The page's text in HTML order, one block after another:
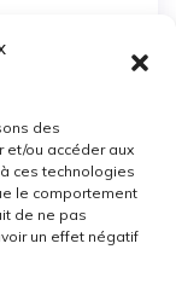
des
et/ou accéder aux
ces technologies
le comportement
de ne pas
un effet négatif
Nade
Ouvert